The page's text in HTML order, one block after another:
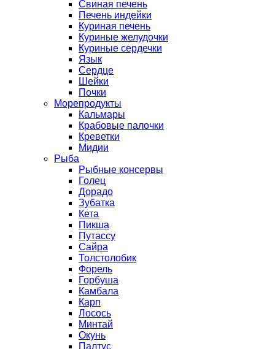
Свиная печень
Печень индейки
Куриная печень
Куриные желудочки
Куриные сердечки
Язык
Сердце
Шейки
Почки
Морепродукты
Кальмары
Крабовые палочки
Креветки
Мидии
Рыба
Рыбные консервы
Голец
Дорадо
Зубатка
Кета
Пикша
Путассу
Сайра
Толстолобик
Форель
Горбуша
Камбала
Карп
Лосось
Минтай
Окунь
Палтус